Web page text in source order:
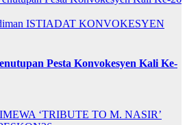
ISTIADAT KONVOKESYEN
Pesta Konvokesyen Kali Ke-